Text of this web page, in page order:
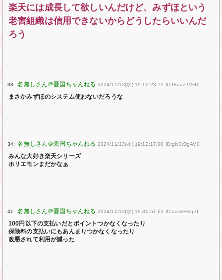
楽天には成長して欲しいんだけど、みずほという
老害組織は信用できないからどうしたらいいんだ
ろう
33: 2024/11/13(水) 19:10:23.71 ID:t+uZZTVG0
まさかみずほのシステム使わないだろうな
34: 2024/11/13(水) 19:12:17.00 ID:gbCrDgAV0
みんな大好き楽天シリーズ
ホリエモンまだかなぁ
41: 2024/11/13(水) 19:30:51.63 ID:oas/eHap0
100円以下の支払いだとポイントつかなくなったり
保険料の支払いにもあんまりつかなくなったり
改悪されて利用が減った